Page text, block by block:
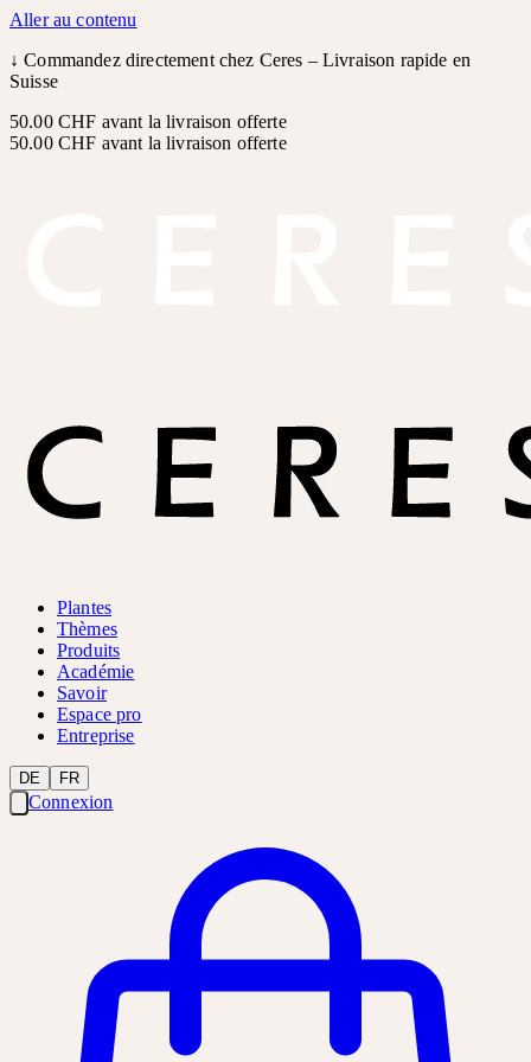
Aller au contenu
↓Commandez directement chez Ceres – Livraison rapide en
Suisse
50.00 CHF avant la livraison offerte
50.00 CHF avant la livraison offerte
Plantes
Thèmes
Produits
Académie
Savoir
Espace pro
Entreprise
DE FR
Connexion